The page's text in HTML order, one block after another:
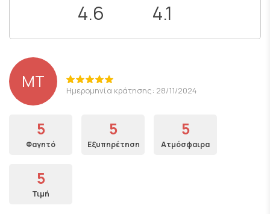
4.6 4.1
MT Ημερομηνία κράτησης: 28/11/2024
5
Φαγητό
5
Εξυπηρέτηση
5
Ατμόσφαιρα
5
Τιμή